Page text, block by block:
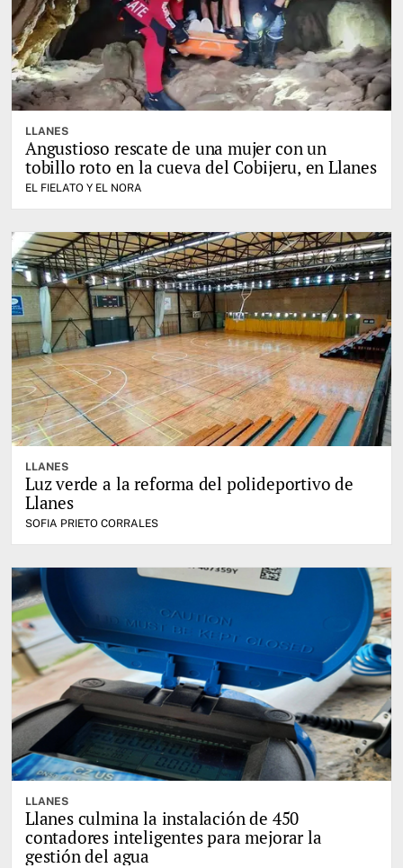
LLANES
Angustioso rescate de una mujer con un
tobillo roto en la cueva del Cobijeru, en Llanes
EL FIELATO Y EL NORA
LLANES
Luz verde a la reforma del polideportivo de
Llanes
SOFIA PRIETO CORRALES
LLANES
Llanes culmina la instalación de 450
contadores inteligentes para mejorar la
gestión del agua